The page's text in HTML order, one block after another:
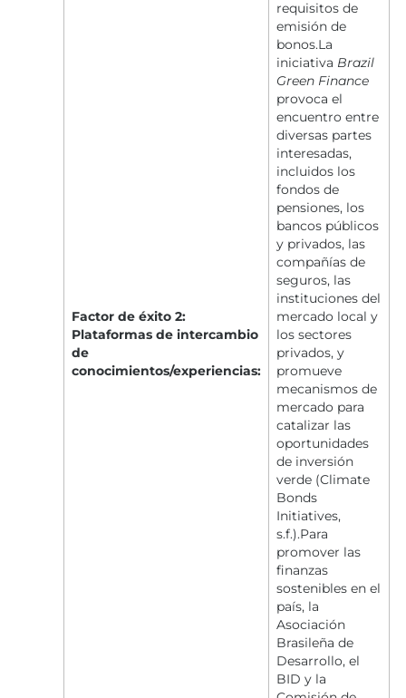
Factor de éxito 2:
Plataformas de intercambio
de
conocimientos/experiencias:
requisitos de
emisión de
bonos.La
iniciativa Brazil
Green Finance
provoca el
encuentro entre
diversas partes
interesadas,
incluidos los
fondos de
pensiones, los
bancos públicos
y privados, las
compañías de
seguros, las
instituciones del
mercado local y
los sectores
privados, y
promueve
mecanismos de
mercado para
catalizar las
oportunidades
de inversión
verde (Climate
Bonds
Initiatives,
s.f.).Para
promover las
finanzas
sostenibles en el
país, la
Asociación
Brasileña de
Desarrollo, el
BID y la